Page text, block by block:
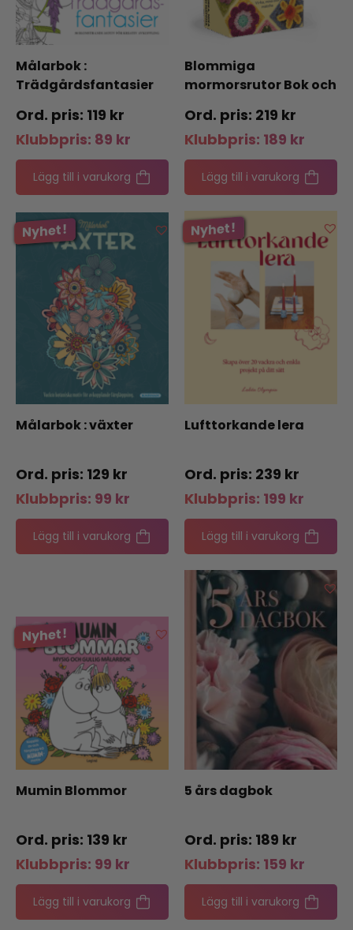
Målarbok :
Trädgårdsfantasier
119 kr
Klubbpris: 89 kr
Lägg till i varukorg
Blommiga
mormorsrutor Bok och
219 kr
Klubbpris: 189 kr
Lägg till i varukorg
Målarbok : växter
129 kr
Klubbpris: 99 kr
Lägg till i varukorg
Lufttorkande lera
239 kr
Klubbpris: 199 kr
Lägg till i varukorg
Mumin Blommor
139 kr
Klubbpris: 99 kr
Lägg till i varukorg
5 års dagbok
189 kr
Klubbpris: 159 kr
Lägg till i varukorg